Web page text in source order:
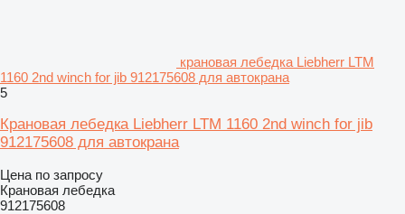
крановая лебедка Liebherr LTM
1160 2nd winch for jib 912175608 для автокрана
5
Крановая лебедка Liebherr LTM 1160 2nd winch for jib
912175608 для автокрана
Цена по запросу
Крановая лебедка
912175608